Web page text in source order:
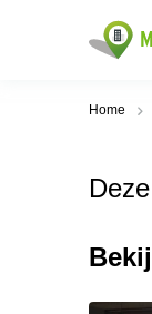
Home